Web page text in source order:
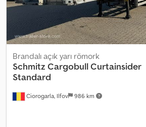
Ciorogarla, Ilfov 986 km
Brandalı açık yarı römork
Schmitz CargobullCurtainsider
Standard